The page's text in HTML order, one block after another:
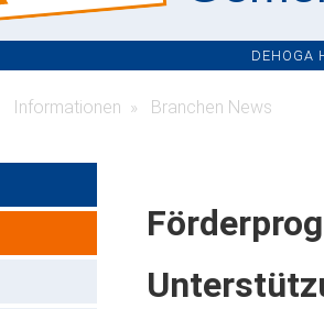
DEHOGA
Informationen Branchen News